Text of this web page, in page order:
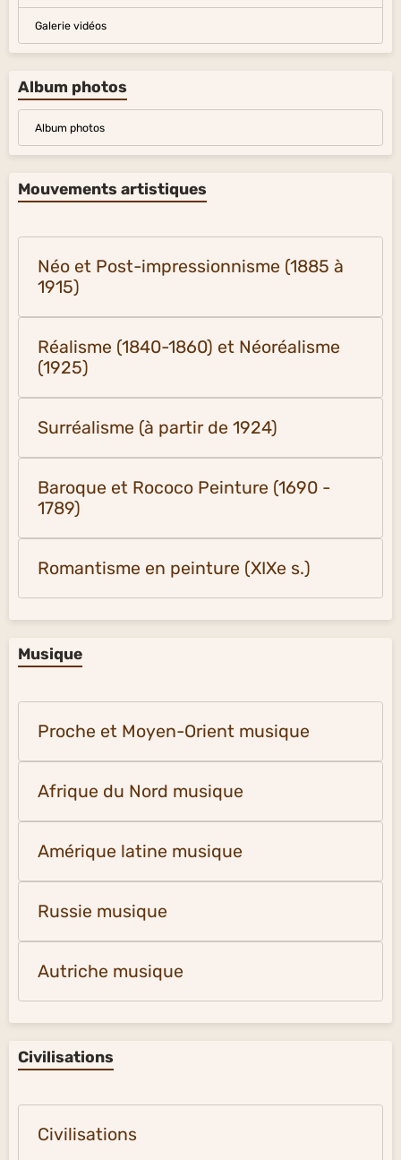
Galerie vidéos
Album photos
Album photos
Mouvements artistiques
Néo et Post-impressionnisme (1885 à
1915)
Réalisme (1840-1860) et Néoréalisme
(1925)
Surréalisme (à partir de 1924)
Baroque et Rococo Peinture (1690 -
1789)
Romantisme en peinture (XIXe s.)
Musique
Proche et Moyen-Orient musique
Afrique du Nord musique
Amérique latine musique
Russie musique
Autriche musique
Civilisations
Civilisations